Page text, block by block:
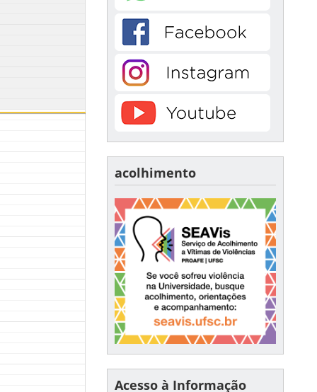
acolhimento
Acesso à Informação